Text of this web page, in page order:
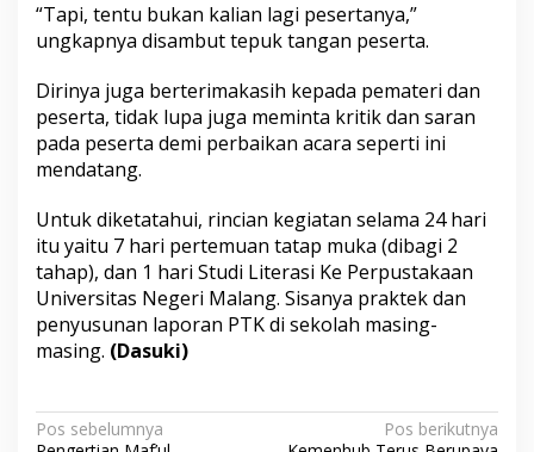
“Tapi, tentu bukan kalian lagi pesertanya,”
ungkapnya disambut tepuk tangan peserta.
Dirinya juga berterimakasih kepada pemateri dan
peserta, tidak lupa juga meminta kritik dan saran
pada peserta demi perbaikan acara seperti ini
mendatang.
Untuk diketatahui, rincian kegiatan selama 24 hari
itu yaitu 7 hari pertemuan tatap muka (dibagi 2
tahap), dan 1 hari Studi Literasi Ke Perpustakaan
Universitas Negeri Malang. Sisanya praktek dan
penyusunan laporan PTK di sekolah masing-
masing. (Dasuki)
N
Pos sebelumnya
Pos berikutnya